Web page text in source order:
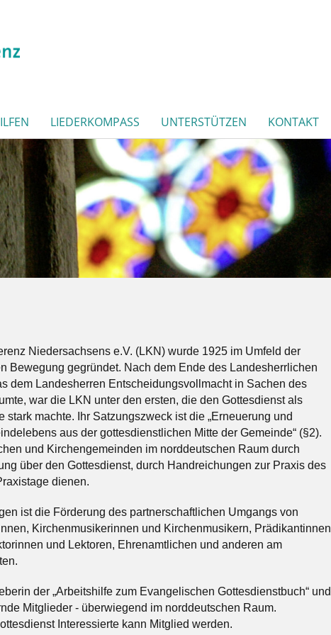
LIEDERKOMPASS UNTERSTÜTZEN KONTAKT
Niedersachsens e.V. (LKN) wurde 1925 im Umfeld der
Bewegung gegründet. Nach dem Ende des Landesherrlichen
dem Landesherren Entscheidungsvollmacht in Sachen des
war die LKN unter den ersten, die den Gottesdienst als
stark machte. Ihr Satzungszweck ist die „Erneuerung und
aus der gottesdienstlichen Mitte der Gemeinde“ (§2).
und Kirchengemeinden im norddeutschen Raum durch
über den Gottesdienst, durch Handreichungen zur Praxis des
dienen.
ist die Förderung des partnerschaftlichen Umgangs von
Kirchenmusikerinnen und Kirchenmusikern, Prädikantinnen
und Lektoren, Ehrenamtlichen und anderen am
der „Arbeitshilfe zum Evangelischen Gottesdienstbuch“ und
Mitglieder - überwiegend im norddeutschen Raum.
Interessierte kann Mitglied werden.